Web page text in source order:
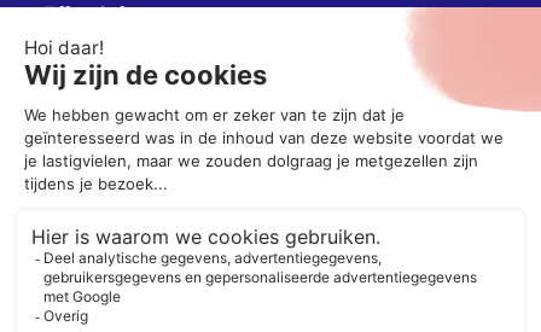
Effectief
communiceren
Socials